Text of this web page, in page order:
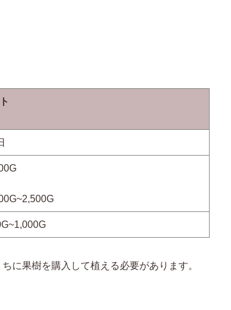
に果樹を購入して植える必要があります。